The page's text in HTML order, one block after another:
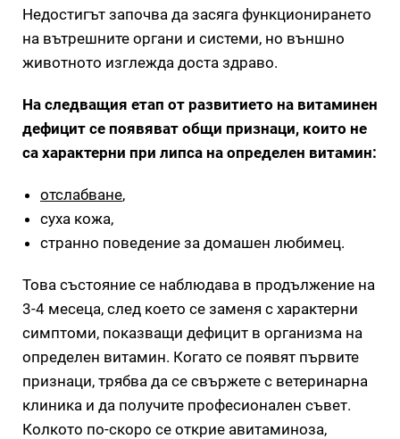
Недостигът започва да засяга функционирането
на вътрешните органи и системи, но външно
животното изглежда доста здраво.
На следващия етап от развитието на витаминен
дефицит се появяват общи признаци, които не
са характерни при липса на определен витамин:
отслабване,
суха кожа,
странно поведение за домашен любимец.
Това състояние се наблюдава в продължение на
3-4 месеца, след което се заменя с характерни
симптоми, показващи дефицит в организма на
определен витамин. Когато се появят първите
признаци, трябва да се свържете с ветеринарна
клиника и да получите професионален съвет.
Колкото по-скоро се открие авитаминоза,